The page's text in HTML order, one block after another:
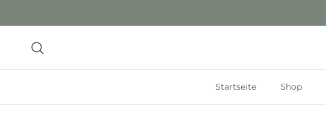
Startseite Shop